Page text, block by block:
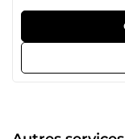
Yomi Denzel,
Sardoche,
bien d’autres, en
j’ai accompli avec
faisant appel à